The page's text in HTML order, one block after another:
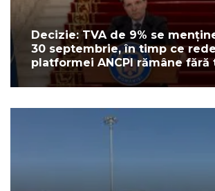
Decizie: TVA de 9% se
30 septembrie, în timp ce
platformei ANCPI rămâne fără